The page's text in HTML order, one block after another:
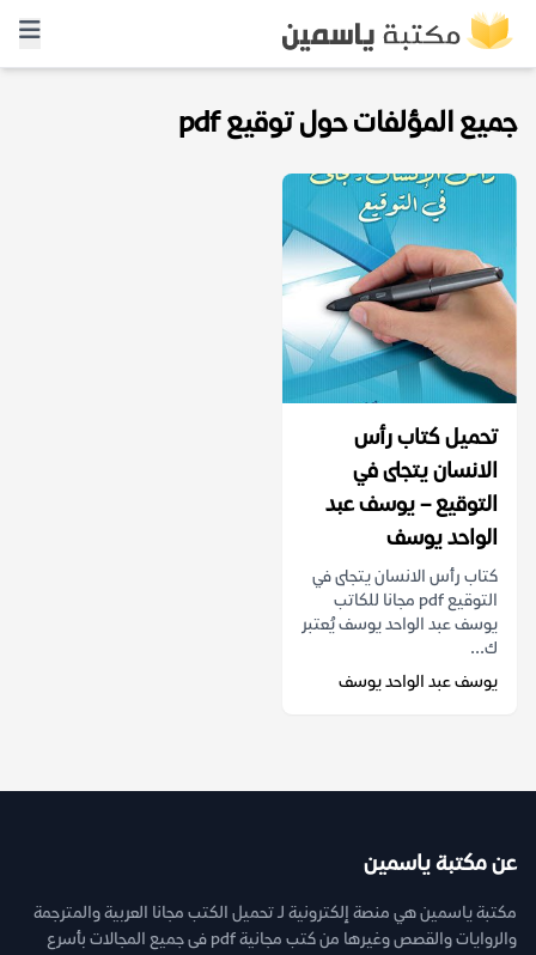
جميع المؤلفات حول توقيع pdf
تحميل كتاب رأس
الانسان يتجلى في
التوقيع – يوسف عبد
الواحد يوسف
كتاب رأس الانسان يتجلى في
التوقيع pdf مجانا للكاتب
يوسف عبد الواحد يوسف يُعتبر
ك...
يوسف عبد الواحد يوسف
عن مكتبة ياسمين
مكتبة ياسمين هي منصة إلكترونية لـ تحميل الكتب مجانا العربية والمترجمة
والروايات والقصص وغيرها من كتب مجانية pdf فى جميع المجالات بأسرع